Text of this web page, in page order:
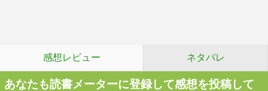
感想レビュー ネタバレ
あなたも読書メーターに登録して感想を投稿して